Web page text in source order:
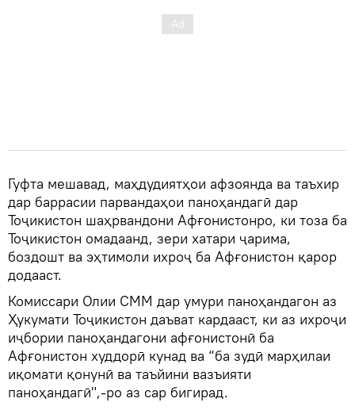
Гуфта мешавад, маҳдудиятҳои афзоянда ва таъхир
дар баррасии парвандаҳои паноҳандагӣ дар
Тоҷикистон шаҳрвандони Афғонистонро, ки тоза ба
Тоҷикистон омадаанд, зери хатари ҷарима,
боздошт ва эҳтимоли ихроҷ ба Афғонистон қарор
додааст.
Комиссари Олии СММ дар умури паноҳандагон аз
Ҳукумати Тоҷикистон даъват кардааст, ки аз ихроҷи
иҷбории паноҳандагони афғонистонӣ ба
Афғонистон худдорӣ кунад ва “ба зудӣ марҳилаи
иқомати қонунӣ ва таъйини вазъияти
паноҳандагӣ",-ро аз сар бигирад.